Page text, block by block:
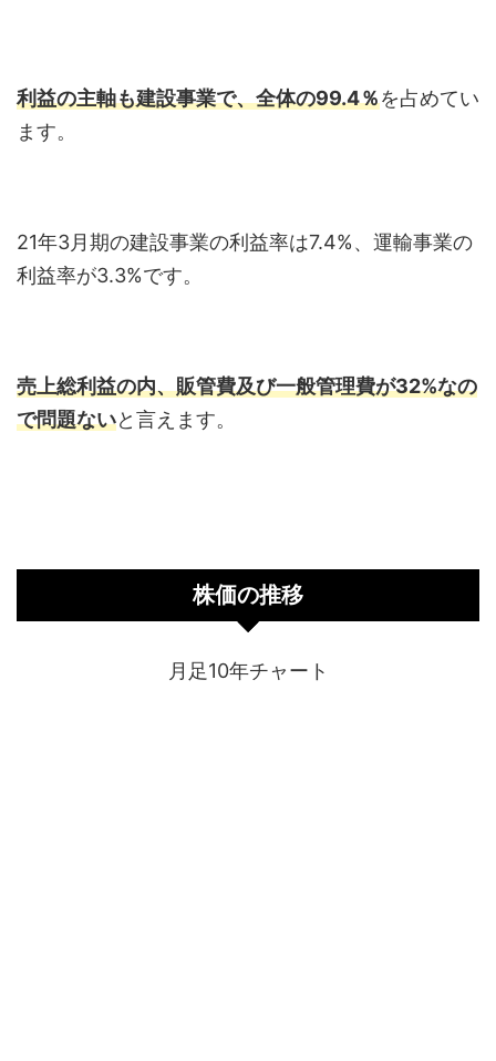
利益の主軸も建設事業で、全体の99.4％を占めてい
ます。
21年3月期の建設事業の利益率は7.4%、運輸事業の
利益率が3.3%です。
売上総利益の内、販管費及び一般管理費が32%なの
で問題ないと言えます。
株価の推移
月足10年チャート